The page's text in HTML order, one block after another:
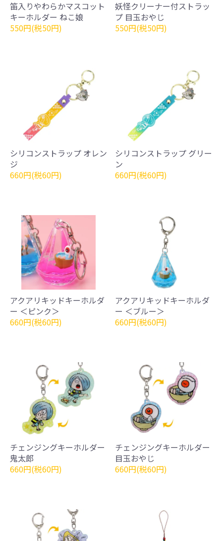
笛入りやわらかマスコット
キーホルダー ねこ娘
550円(税50円)
妖怪クリーナー付ストラッ
プ 目玉おやじ
550円(税50円)
シリコンストラップ オレン
ジ
660円(税60円)
シリコンストラップ グリー
ン
660円(税60円)
アクアリキッドキーホルダ
ー ＜ピンク＞
660円(税60円)
アクアリキッドキーホルダ
ー ＜ブルー＞
660円(税60円)
チェンジングキーホルダー
鬼太郎
660円(税60円)
チェンジングキーホルダー
目玉おやじ
660円(税60円)